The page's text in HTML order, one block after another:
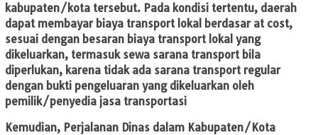
kabupaten/kota tersebut. Pada kondisi tertentu, daerah
dapat membayar biaya transport lokal berdasar at cost,
sesuai dengan besaran biaya transport lokal yang
dikeluarkan, termasuk sewa sarana transport bila
diperlukan, karena tidak ada sarana transport regular
dengan bukti pengeluaran yang dikeluarkan oleh
pemilik/penyedia jasa transportasi
Kemudian, Perjalanan Dinas dalam Kabupaten/Kota